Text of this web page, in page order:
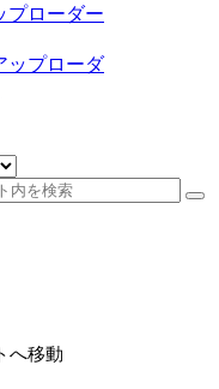
プローダー
ップローダ
へ移動